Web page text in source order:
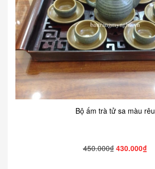
Bộ ấm trà tử sa màu rêu
450.000₫ 430.000₫